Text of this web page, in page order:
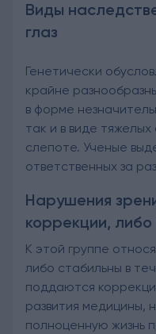
Виды
глаз
Генетически
крайне
в форме
так и в виде
слепоте. Ученые
ответственных за
Нарушения
коррекции,
К этой группе
либо стабильны в
поддаются
развития медицины,
полноценную жизнь